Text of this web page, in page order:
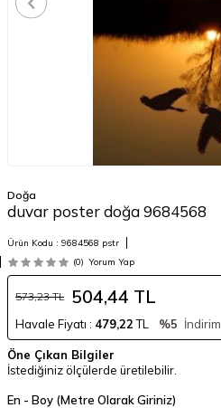
Doğa
duvar poster doğa 9684568
Ürün Kodu : 9684568 pstr
(0) Yorum Yap
573,23TL 504,44 TL
Havale Fiyatı : 479,22TL %5 İndirim
Öne Çıkan Bilgiler
İstediğiniz ölçülerde üretilebilir.
En - Boy (Metre Olarak Giriniz)